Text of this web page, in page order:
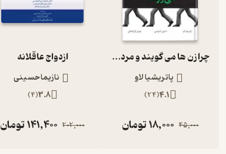
چرا زن ها می گویند و مردها می روند
پاتریشیا لاو
4.1
(
24
)
45,000
18,000تومان
ازدواج عاقلانه
نازیما حسینی
3.8
(
4
)
202,000
141,400تومان